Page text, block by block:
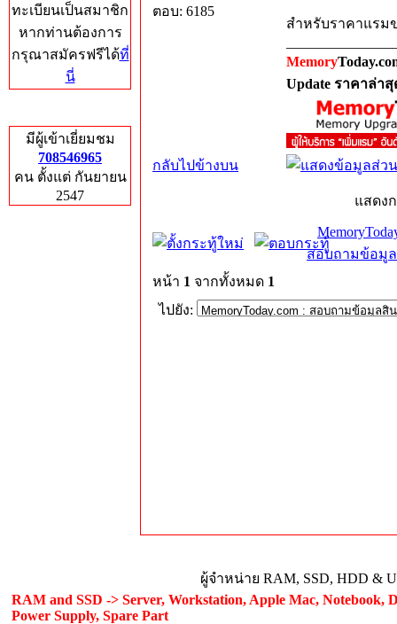
ทะเบียนเป็นสมาชิก
หากท่านต้องการ
กรุณาสมัครฟรีได้ที่
นี่
มีผู้เข้าเยี่ยมชม
708546965
คน ตั้งแต่ กันยายน
2547
ตอบ: 6185
สำหรับราคาแรม
Memory
Update ราคาล่า
กลับไปข้างบน
แสดง
สอบถามข้อมู
หน้า 1 จากทั้งหมด 1
ไปยัง:
ผู้จำหน่าย RAM, SSD, HDD &
RAM and SSD -> Server, Workstation, Apple Mac, Notebook,
Power Supply, Spare Part